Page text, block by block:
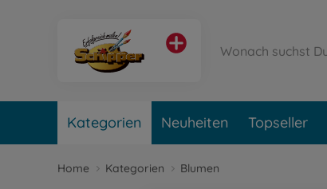
Kategorien Neuheiten Topseller
Home Kategorien Blumen